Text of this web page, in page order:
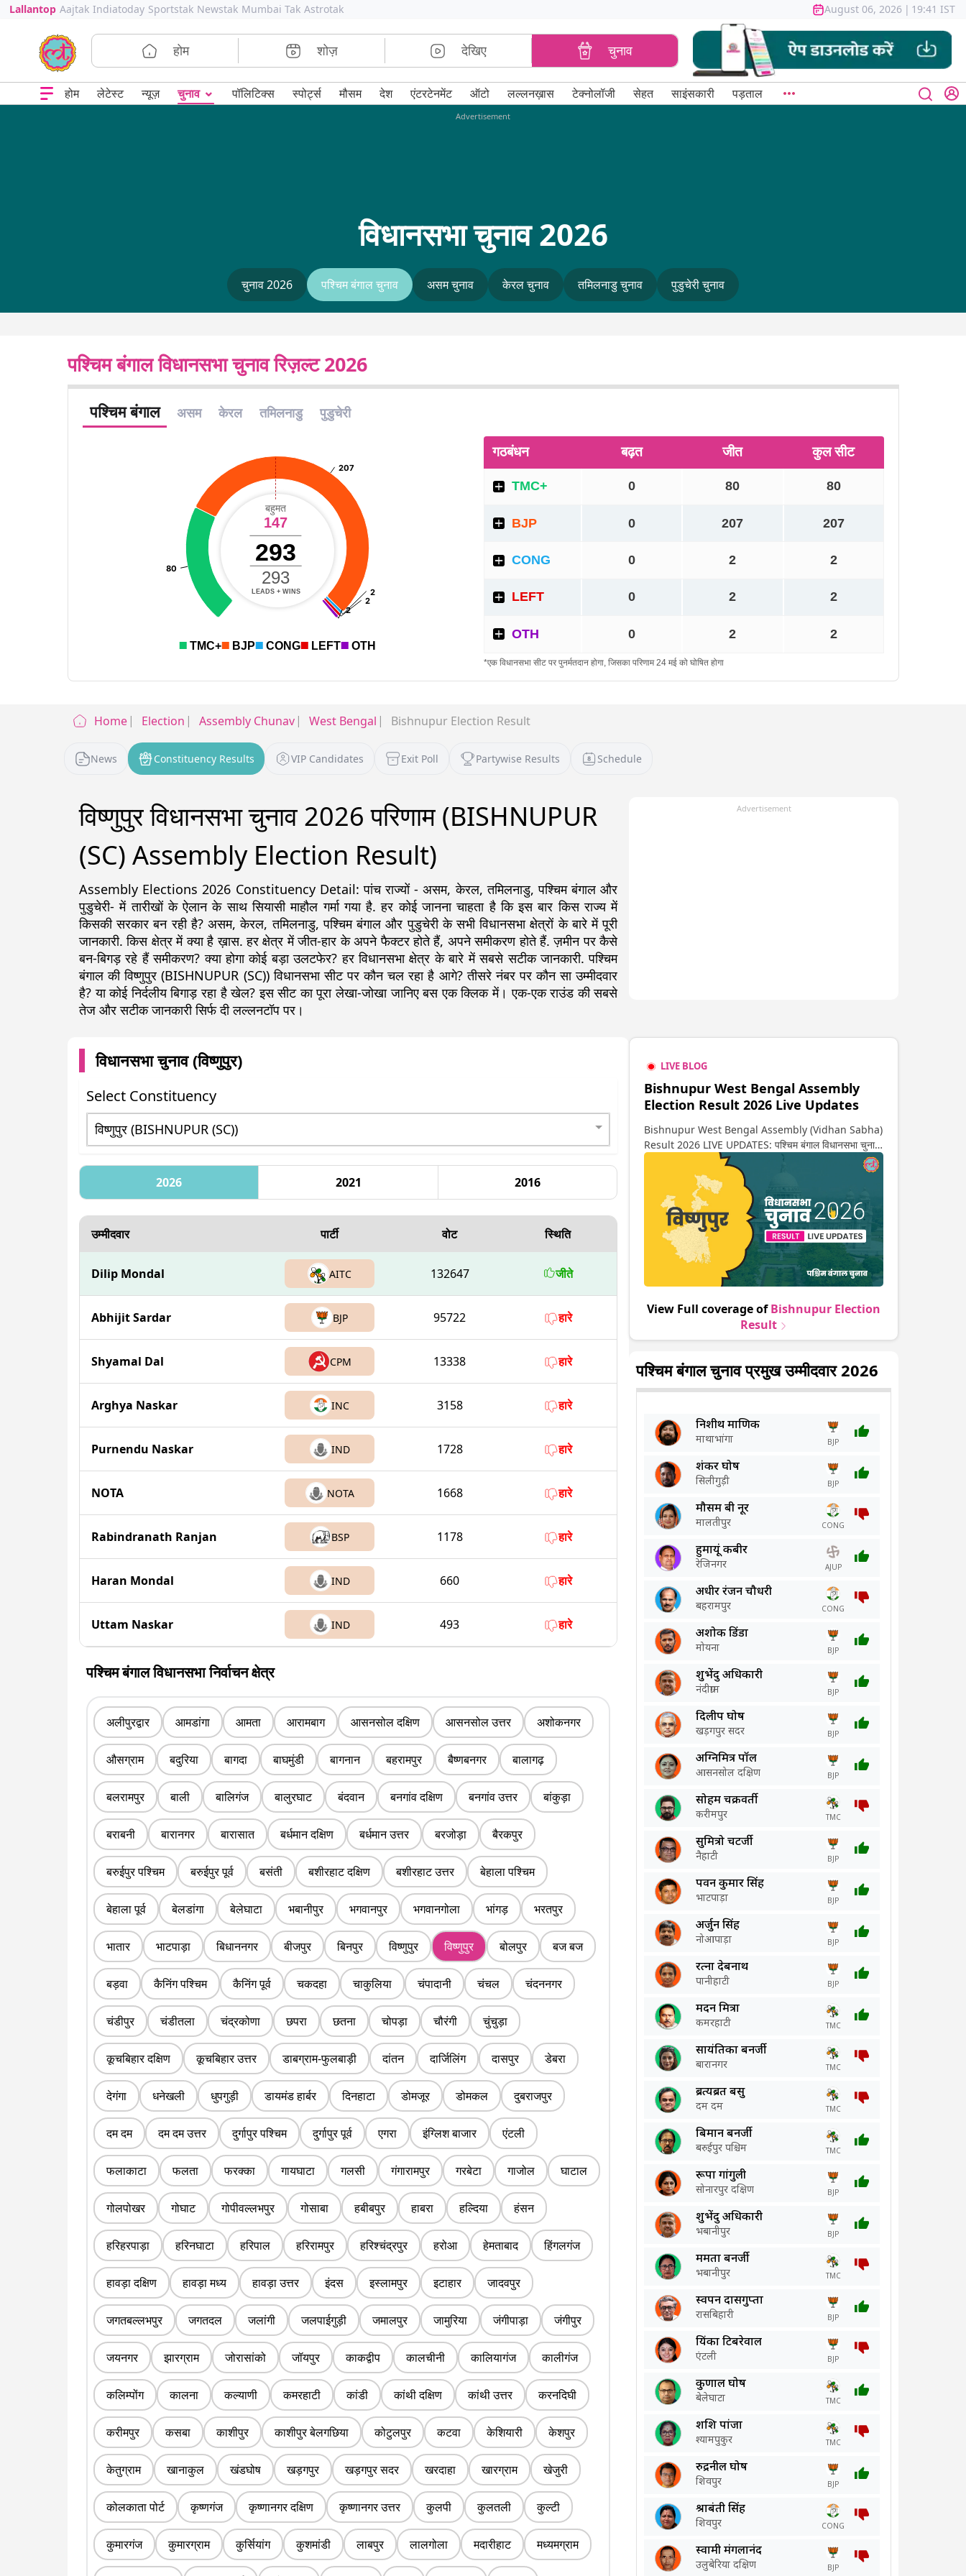
Lallantop Aajtak Indiatoday Sportstak Newstak Mumbai Tak Astrotak August 06, 2026 | 19:41 IST
होम शोज़ देखिए चुनाव
होम लेटेस्ट न्यूज़ चुनाव ⌄ पॉलिटिक्स स्पोर्ट्स मौसम देश एंटरटेनमेंट ऑटो लल्लनख़ास टेक्नोलॉजी सेहत साइंसकारी पड़ताल
Advertisement
विधानसभा चुनाव 2026
चुनाव 2026 पश्चिम बंगाल चुनाव असम चुनाव केरल चुनाव तमिलनाडु चुनाव पुडुचेरी चुनाव
पश्चिम बंगाल विधानसभा चुनाव रिज़ल्ट 2026
Home Election Assembly Chunav West Bengal Bishnupur Election Result
News Constituency Results VIP Candidates Exit Poll Partywise Results Schedule
विष्णुपुर विधानसभा चुनाव 2026 परिणाम (BISHNUPUR
(SC) Assembly Election Result)
Assembly Elections 2026 Constituency Detail: पांच राज्यों - असम, केरल, तमिलनाडु, पश्चिम बंगाल और
पुडुचेरी- में तारीखों के ऐलान के साथ सियासी माहौल गर्मा गया है. हर कोई जानना चाहता है कि इस बार किस राज्य में
किसकी सरकार बन रही है? असम, केरल, तमिलनाडु, पश्चिम बंगाल और पुडुचेरी के सभी विधानसभा क्षेत्रों के बारे में पूरी
जानकारी. किस क्षेत्र में क्या है ख़ास. हर क्षेत्र में जीत-हार के अपने फैक्टर होते हैं, अपने समीकरण होते हैं. ज़मीन पर कैसे
बन-बिगड़ रहे हैं समीकरण? क्या होगा कोई बड़ा उलटफेर? हर विधानसभा क्षेत्र के बारे में सबसे सटीक जानकारी. पश्चिम
बंगाल की विष्णुपुर (BISHNUPUR (SC)) विधानसभा सीट पर कौन चल रहा है आगे? तीसरे नंबर पर कौन सा उम्मीदवार
है? या कोई निर्दलीय बिगाड़ रहा है खेल? इस सीट का पूरा लेखा-जोखा जानिए बस एक क्लिक में। एक-एक राउंड की सबसे
तेज और सटीक जानकारी सिर्फ दी लल्लनटॉप पर।
Advertisement
विधानसभा चुनाव (विष्णुपुर)
Select Constituency
2026 2021 2016
उम्मीदवार पार्टी वोट स्थिति
Dilip Mondal AITC 132647 जीते
Abhijit Sardar BJP 95722 हारे
Shyamal Dal CPM 13338 हारे
Arghya Naskar INC 3158 हारे
Purnendu Naskar IND 1728 हारे
NOTA NOTA 1668 हारे
Rabindranath Ranjan BSP 1178 हारे
Haran Mondal IND 660 हारे
Uttam Naskar IND 493 हारे
पश्चिम बंगाल विधानसभा निर्वाचन क्षेत्र
अलीपुरद्वार आमडांगा आमता आरामबाग आसनसोल दक्षिण आसनसोल उत्तर अशोकनगर
औसग्राम बदुरिया बागदा बाघमुंडी बागनान बहरामपुर बैष्णबनगर बालागढ़
बलरामपुर बाली बालिगंज बालुरघाट बंदवान बनगांव दक्षिण बनगांव उत्तर बांकुड़ा
बराबनी बारानगर बारासात बर्धमान दक्षिण बर्धमान उत्तर बरजोड़ा बैरकपुर
बरुईपुर पश्चिम बरुईपुर पूर्व बसंती बशीरहाट दक्षिण बशीरहाट उत्तर बेहाला पश्चिम
बेहाला पूर्व बेलडांगा बेलेघाटा भबानीपुर भगवानपुर भगवानगोला भांगड़ भरतपुर
भातार भाटपाड़ा बिधाननगर बीजपुर बिनपुर विष्णुपुर विष्णुपुर बोलपुर बज बज
बड़वा कैनिंग पश्चिम कैनिंग पूर्व चकदहा चाकुलिया चंपादानी चंचल चंदननगर
चंडीपुर चंडीतला चंद्रकोणा छपरा छतना चोपड़ा चौरंगी चुंचुड़ा
कूचबिहार दक्षिण कूचबिहार उत्तर डाबग्राम-फुलबाड़ी दांतन दार्जिलिंग दासपुर डेबरा
देगंगा धनेखली धुपगुड़ी डायमंड हार्बर दिनहाटा डोमजूर डोमकल दुबराजपुर
दम दम दम दम उत्तर दुर्गापुर पश्चिम दुर्गापुर पूर्व एगरा इंग्लिश बाजार एंटली
फलाकाटा फलता फरक्का गायघाटा गलसी गंगारामपुर गरबेटा गाजोल घाटाल
गोलपोखर गोघाट गोपीवल्लभपुर गोसाबा हबीबपुर हाबरा हल्दिया हंसन
हरिहरपाड़ा हरिनघाटा हरिपाल हरिरामपुर हरिश्चंद्रपुर हरोआ हेमताबाद हिंगलगंज
हावड़ा दक्षिण हावड़ा मध्य हावड़ा उत्तर इंदस इस्लामपुर इटाहार जादवपुर
जगतबल्लभपुर जगतदल जलांगी जलपाईगुड़ी जमालपुर जामुरिया जंगीपाड़ा जंगीपुर
जयनगर झारग्राम जोरासांको जॉयपुर काकद्वीप कालचीनी कालियागंज कालीगंज
कलिम्पोंग कालना कल्याणी कमरहाटी कांडी कांथी दक्षिण कांथी उत्तर करनदिघी
करीमपुर कसबा काशीपुर काशीपुर बेलगछिया कोटुलपुर कटवा केशियारी केशपुर
केतुग्राम खानाकुल खंडघोष खड़गपुर खड़गपुर सदर खरदाहा खारग्राम खेजुरी
कोलकाता पोर्ट कृष्णगंज कृष्णानगर दक्षिण कृष्णानगर उत्तर कुलपी कुलतली कुल्टी
कुमारगंज कुमारग्राम कुर्सियांग कुशमांडी लाबपुर लालगोला मदारीहाट मध्यमग्राम
LIVE BLOG
Bishnupur West Bengal Assembly
Election Result 2026 Live Updates
Bishnupur West Bengal Assembly (Vidhan Sabha)
Result 2026 LIVE UPDATES: पश्चिम बंगाल विधानसभा चुनाव
2026 की गिनती अगले कुछ ही देर में शुरू होने वाली है. यहां देखें
विष्णुपुर सीट पर कौन आगे-कौन पीछे से लेकर किस तरफ जा रहें है
रुझान. साथ ही पाइए इस सीट पर हो रही हर एक हलचल की अपडेट
वो भी रियल टाइम में
View Full coverage ofBishnupur Election
Result
पश्चिम बंगाल चुनाव प्रमुख उम्मीदवार 2026